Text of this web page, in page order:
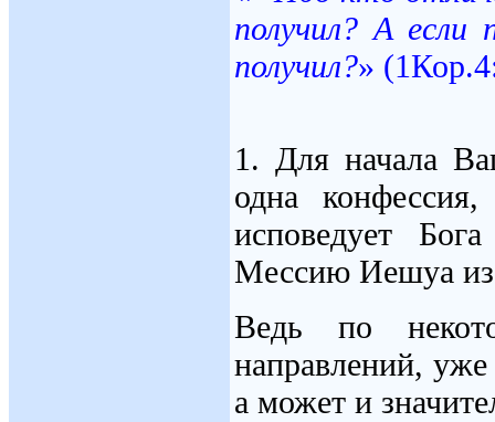
получил? А если
получил?»
1. Для начала
одна
исповедует
Мессию Иешуа из
Ведь по
направлений, уже
а может и